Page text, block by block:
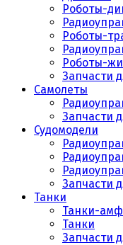
Роботы-
Роботы-
Роботы-
Запчасти
Самолеты
Запчасти
Судомодели
Запчасти
Танки
Танки-
Танки
Запчасти